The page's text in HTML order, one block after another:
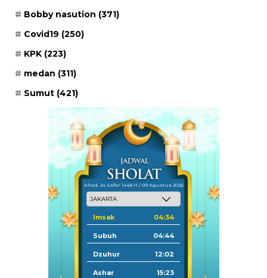
Bobby nasution (371)
Covid19 (250)
KPK (223)
medan (311)
Sumut (421)
Ahad, 24 Safar 1448 H / 09 Agustus 2026
Imsak 04:34
Subuh 04:44
Dzuhur 12:02
Ashar 15:23